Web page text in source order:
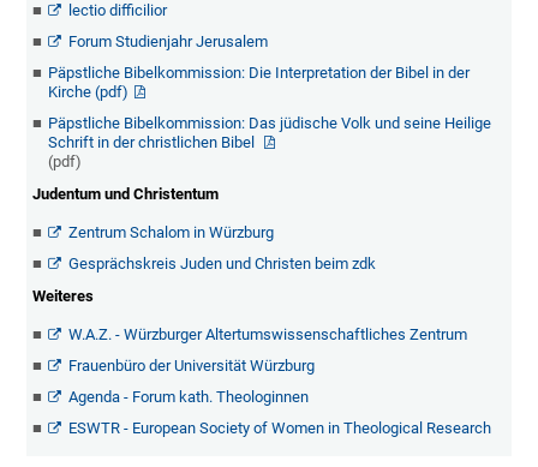
lectio difficilior
Forum Studienjahr Jerusalem
Päpstliche Bibelkommission: Die Interpretation der Bibel in der
Kirche (pdf)
Päpstliche Bibelkommission: Das jüdische Volk und seine Heilige
Schrift in der christlichen Bibel
(pdf)
Judentum und Christentum
Zentrum Schalom in Würzburg
Gesprächskreis Juden und Christen beim zdk
Weiteres
W.A.Z. - Würzburger Altertumswissenschaftliches Zentrum
Frauenbüro der Universität Würzburg
Agenda - Forum kath. Theologinnen
ESWTR - European Society of Women in Theological Research